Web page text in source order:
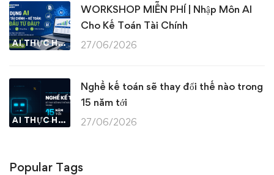
AI THỰC HÀNH
WORKSHOP MIỄN PHÍ | Nhập Môn AI
Cho Kế Toán Tài Chính
27/06/2026
AI THỰC HÀNH
Nghề kế toán sẽ thay đổi thế nào trong
15 năm tới
27/06/2026
Popular Tags